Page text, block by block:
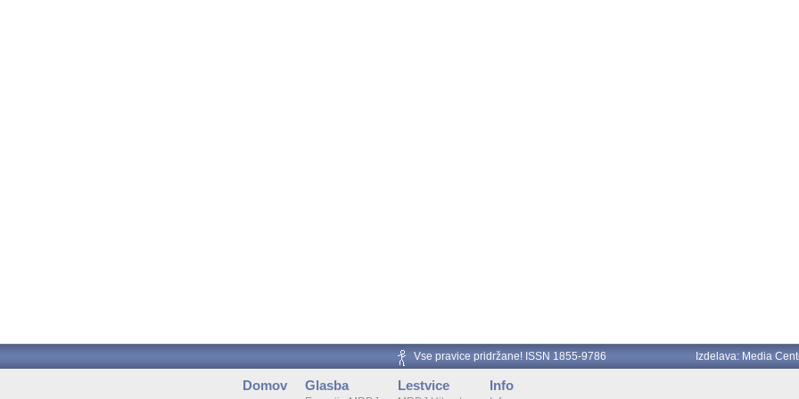
Vse pravice pridržane! ISSN 1855-9786 Izdelava: Media
Domov Glasba Lestvice Info